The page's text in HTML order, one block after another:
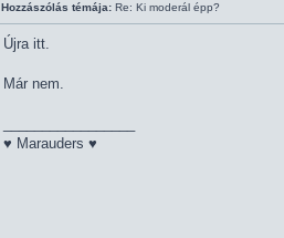
Hozzászólás témája: Re: Ki moderál épp?
Újra itt.
Már nem.
♥ Marauders ♥